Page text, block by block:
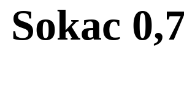
Sokac